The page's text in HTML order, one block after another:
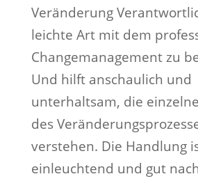
Veränderung
leichte Art mit dem
Changemanagement zu
Und hilft anschaulich und
unterhaltsam, die
des
verstehen. Die Handlung
einleuchtend und gut